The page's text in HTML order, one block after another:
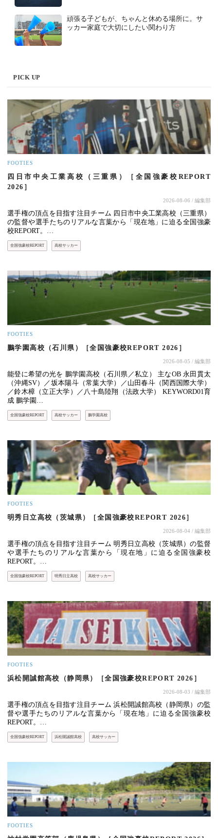
頑張る子どもが、ちゃんと休める場所に。サ
ッカー家庭で大切にしたい関わり方
PICK UP
FOOTIES
四日市中央工業高校（三重県）［全国強豪校REPORT
2026］
2026-08-06 / 編集部
選手権の頂点を目指す注目チーム 四日市中央工業高校（三重県）
の監督や選手たちのリアルな言葉から「現在地」に迫る全国強豪
校REPORT。…
全国強豪校REPORT 高校サッカー
FOOTIES
鵬学園高校（石川県）［全国強豪校REPORT 2026］
2026-08-05 / 編集部
能登に希望の光を 鵬学園高校（石川県／私立） 主なOB 永田貫太
（沖縄SV）／坂本陽斗（常葉大学）／山田春斗（関西国際大学）
／鈴木樟（立正大学）／八十島陸翔（法政大学） KEYWORD01育
成 鵬学園…
全国強豪校REPORT 高校サッカー 鵬学園高校
FOOTIES
明秀日立高校（茨城県）［全国強豪校REPORT 2026］
2026-08-04 / 編集部
選手権の頂点を目指す注目チーム 明秀日立高校（茨城県）の監督
や選手たちのリアルな言葉から「現在地」に迫る全国強豪校
REPORT。…
全国強豪校REPORT 明秀日立高校 高校サッカー
FOOTIES
浜松開誠館高校（静岡県）［全国強豪校REPORT 2026］
2026-08-03 / 編集部
選手権の頂点を目指す注目チーム 浜松開誠館高校（静岡県）の監
督や選手たちのリアルな言葉から「現在地」に迫る全国強豪校
REPORT。…
全国強豪校REPORT 浜松開誠館高校 高校サッカー
FOOTIES